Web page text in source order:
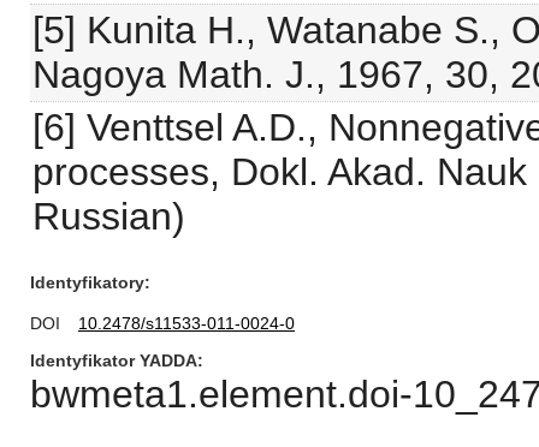
[5] Kunita H., Watanabe S.,
Nagoya Math. J., 1967, 30,
[6] Venttsel A.D.,
processes, Dokl. Akad.
Russian)
Identyfikatory
DOI
10.2478/s11533-011-0024-0
Identyfikator YADDA
bwmeta1.element.doi-